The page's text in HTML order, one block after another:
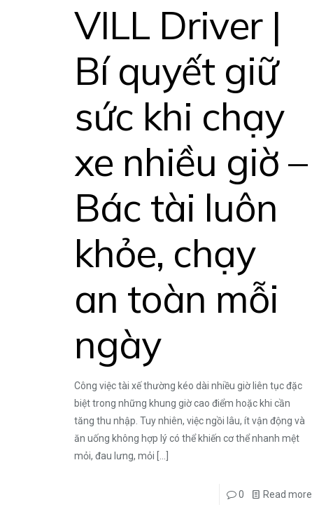
VILL Driver |
Bí quyết giữ
sức khi chạy
xe nhiều giờ –
Bác tài luôn
khỏe, chạy
an toàn mỗi
ngày
Công việc tài xế thường kéo dài nhiều giờ liên tục đặc
biệt trong những khung giờ cao điểm hoặc khi cần
tăng thu nhập. Tuy nhiên, việc ngồi lâu, ít vận động và
ăn uống không hợp lý có thể khiến cơ thể nhanh mệt
mỏi, đau lưng, mỏi […]
0 Read more